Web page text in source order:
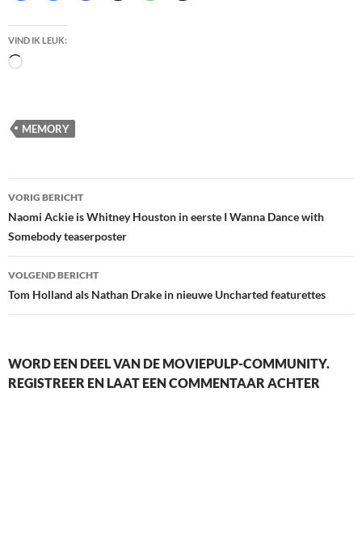
VIND IK LEUK:
Bezig
MEMORY
Berichtnavigatie
VORIG BERICHT
Naomi Ackie is Whitney Houston in eerste I Wanna Dance with
Somebody teaserposter
VOLGEND BERICHT
Tom Holland als Nathan Drake in nieuwe Uncharted featurettes
WORD EEN DEEL VAN DE MOVIEPULP-COMMUNITY.
REGISTREER EN LAAT EEN COMMENTAAR ACHTER